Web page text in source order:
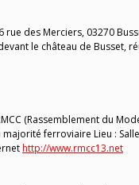
des Merciers, 03270
le château de Busset,
(Rassemblement du
ferroviaire Lieu :
http://www.rmcc13.net